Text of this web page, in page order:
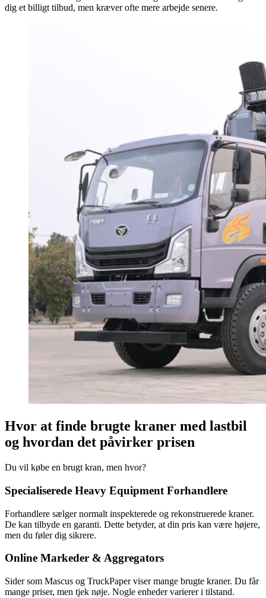
dig et billigt tilbud, men kræver ofte mere arbejde senere.
Hvor at finde brugte kraner med lastbil
og hvordan det påvirker prisen
Du vil købe en brugt kran, men hvor?
Specialiserede Heavy Equipment Forhandlere
Forhandlere sælger normalt inspekterede og rekonstruerede kraner.
De kan tilbyde en garanti. Dette betyder, at din pris kan være højere,
men du føler dig sikrere.
Online Markeder & Aggregators
Sider som Mascus og TruckPaper viser mange brugte kraner. Du får
mange priser, men tjek nøje. Nogle enheder varierer i tilstand.